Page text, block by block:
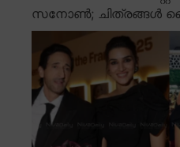
സനോൺ; ചിത്രങ്ങൾ